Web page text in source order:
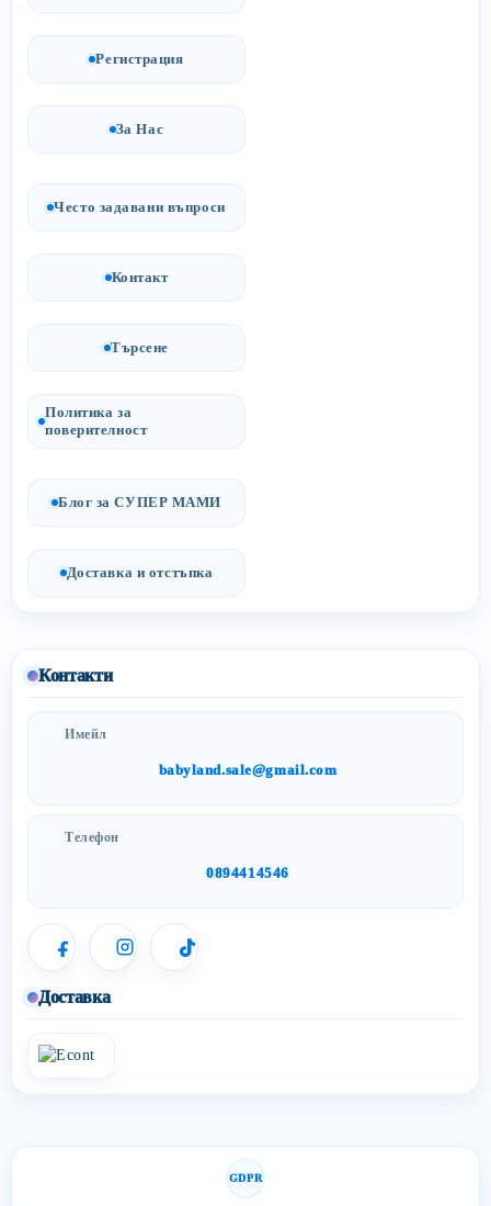
Регистрация
За Нас
Често задавани въпроси
Контакт
Търсене
Политика за
поверителност
Блог за СУПЕР МАМИ
Доставка и отстъпка
Контакти
Имейл
babyland.sale@gmail.com
Телефон
0894414546
Доставка
GDPR